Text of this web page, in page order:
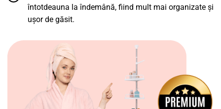
întotdeauna la îndemână, fiind mult mai organizate și
ușor de găsit.